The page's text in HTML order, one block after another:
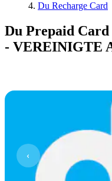
Du Recharge Card
Du Prepaid Card
- VEREINIGTE